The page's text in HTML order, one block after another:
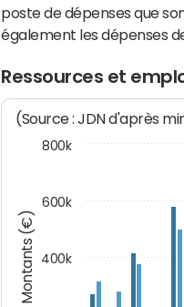
poste de dépenses que
également les dépenses
Ressources et
Montants (€)
(Source : JDN d'après
400k
600k
800k